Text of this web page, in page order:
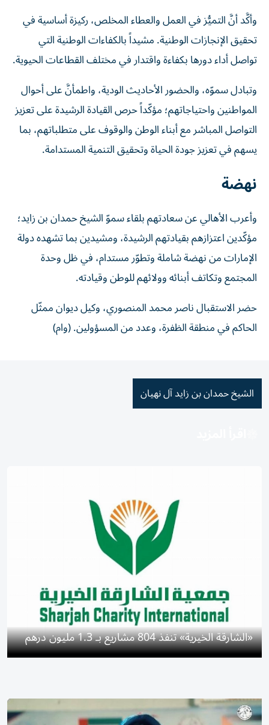
وأكَّد أنَّ التميُّز في العمل والعطاء المخلص، ركيزة أساسية في
تحقيق الإنجازات الوطنية. مشيداً بالكفاءات الوطنية التي
تواصل أداء دورها بكفاءة واقتدار في مختلف القطاعات الحيوية.
وتبادل سموّه، والحضور الأحاديث الودية، واطمأنَّ على أحوال
المواطنين واحتياجاتهم؛ مؤكّداً حرص القيادة الرشيدة على تعزيز
التواصل المباشر مع أبناء الوطن والوقوف على متطلباتهم، بما
يسهم في تعزيز جودة الحياة وتحقيق التنمية المستدامة.
نهضة
وأعرب الأهالي عن سعادتهم بلقاء سموّ الشيخ حمدان بن زايد؛
مؤكّدين اعتزازهم بقيادتهم الرشيدة، ومشيدين بما تشهده دولة
الإمارات من نهضة شاملة وتطوّر مستدام، في ظل وحدة
المجتمع وتكاتف أبنائه وولائهم للوطن وقيادته.
حضر الاستقبال ناصر محمد المنصوري، وكيل ديوان ممثّل
الحاكم في منطقة الظفرة، وعدد من المسؤولين. (وام)
الشيخ حمدان بن زايد آل نهيان
«الشارقة الخيرية» تنفذ 804 مشاريع بـ 1.3 مليون درهم